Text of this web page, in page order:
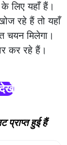
लिए यहाँ हैं।
रहे हैं तो यहाँ
चयन मिलेगा।
कर रहे हैं।
देखें
प्राप्त हुई हैं